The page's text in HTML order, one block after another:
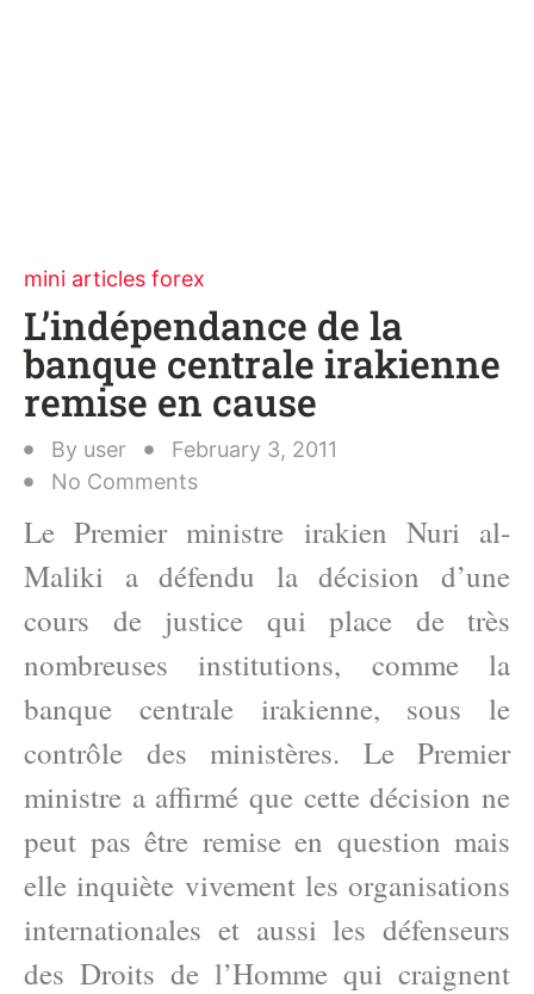
mini articles forex
L’indépendance de la
banque centrale irakienne
remise en cause
By user
February 3, 2011
No Comments
Le Premier ministre irakien Nuri al-
Maliki a défendu la décision d’une
cours de justice qui place de très
nombreuses institutions, comme la
banque centrale irakienne, sous le
contrôle des ministères. Le Premier
ministre a affirmé que cette décision ne
peut pas être remise en question mais
elle inquiète vivement les organisations
internationales et aussi les défenseurs
des Droits de l’Homme qui craignent